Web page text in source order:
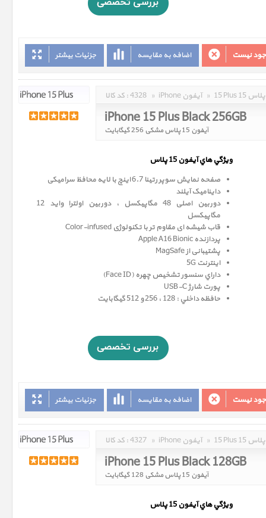
جزئیات بیشتر اضافه به مقایسه نیست
کد کالا : 4328 » iPhone آیفون » 15 Plus 15 پلاس
iPhone 15 Plus Black 256GB
آیفون 15 پلاس مشکی 256 گیگابایت
ويژگي هاي آيفون 15 پلاس
صفحه نمايش سوپر رتينا 6.7 اينچ با لایه محافظ سرامیکی
داینامیک آیلند
دوربین اصلی 48 مگاپیکسل ، دوربین اولترا واید 12
مگاپيکسل
قاب شیشه ای مقاوم تر با تکنولوژی Color-infused
پردازنده Apple A16 Bionic
پشتیبانی از MagSafe
اینترنت 5G
داراي سنسور تشخيص چهره (Face ID)
پورت شارژ USB-C
حافظه داخلي : 128 ، 256 و 512 گيگابايت
جزئیات بیشتر اضافه به مقایسه نیست
کد کالا : 4327 » iPhone آیفون » 15 Plus 15 پلاس
iPhone 15 Plus Black 128GB
آیفون 15 پلاس مشکی 128 گیگابایت
ويژگي هاي آيفون 15 پلاس